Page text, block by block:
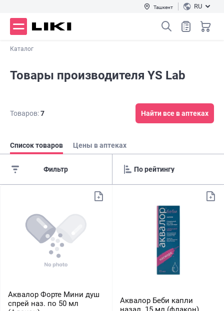
Ташкент RU
Каталог
Товары производителя YS Lab
Товаров:7 Найти все в аптеках
Список товаров Цены в аптеках
Фильтр
Аквалор Форте Мини душ
спрей наз. по 50 мл
Аквалор Беби капли